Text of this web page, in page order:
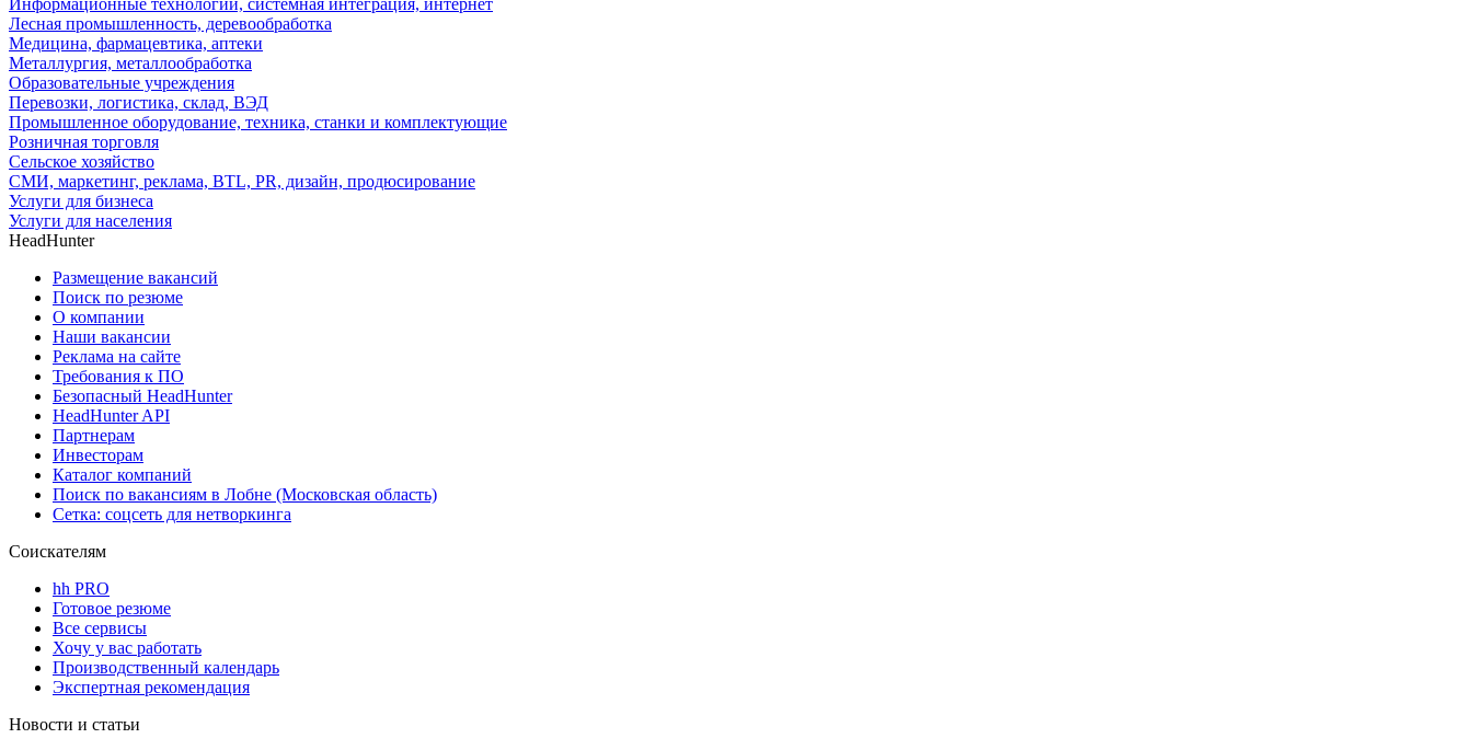
Лесная промышленность, деревообработка
Медицина, фармацевтика, аптеки
Металлургия, металлообработка
Образовательные учреждения
Перевозки, логистика, склад, ВЭД
Промышленное оборудование, техника, станки и комплектующие
Розничная торговля
Сельское хозяйство
СМИ, маркетинг, реклама, BTL, PR, дизайн, продюсирование
Услуги для бизнеса
Услуги для населения
HeadHunter
Размещение вакансий
Поиск по резюме
О компании
Наши вакансии
Реклама на сайте
Требования к ПО
Безопасный HeadHunter
HeadHunter API
Партнерам
Инвесторам
Каталог компаний
Поиск по вакансиям в Лобне (Московская область)
Сетка: соцсеть для нетворкинга
Соискателям
hh PRO
Готовое резюме
Все сервисы
Хочу у вас работать
Производственный календарь
Экспертная рекомендация
Новости и статьи